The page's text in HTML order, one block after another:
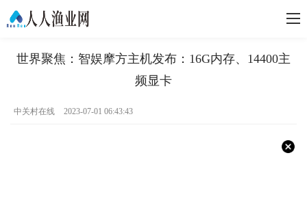
世界聚焦：智娱摩方主机发布：16G内存、14400主
频显卡
中关村在线 2023-07-01 06:43:43